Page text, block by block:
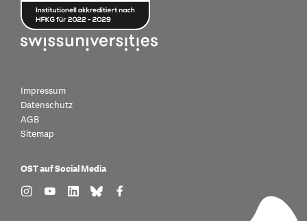
Impressum
Datenschutz
AGB
Sitemap
OST auf Social Media
find us on: instagram
find us on: youtube
find us on: linkedin
find us on: bluesky
find us on: facebook